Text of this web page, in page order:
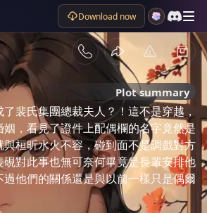
Download now
Plot summary
裴氏集團總裁夫人？！這不是穿越，
，看見了證件上配偶欄的名字竟然是
桓昕水火不容，碰到面不是調戲對方
對此事也無可奈何畢竟是長輩安排他
他們的關係還是與以前一樣只是偶爾